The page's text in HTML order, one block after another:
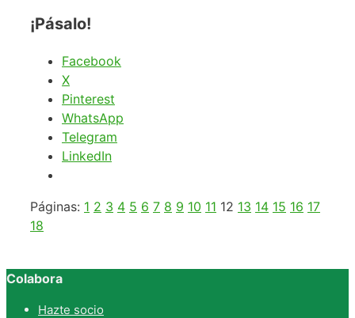
¡Pásalo!
Facebook
X
Pinterest
WhatsApp
Telegram
LinkedIn
Páginas: 1 2 3 4 5 6 7 8 9 10 11 12 13 14 15 16 17
18
Colabora
Hazte socio